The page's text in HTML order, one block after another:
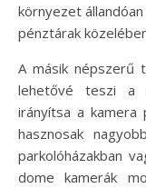
környezet
pénztárak
A másik népszerű
lehetővé teszi a
irányítsa a kamera
hasznosak
parkolóházakban
dome kamerák